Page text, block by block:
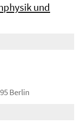
und
Berlin